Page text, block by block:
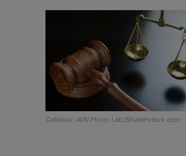
Créditos: AVN Photo Lab/Shutterstock.com